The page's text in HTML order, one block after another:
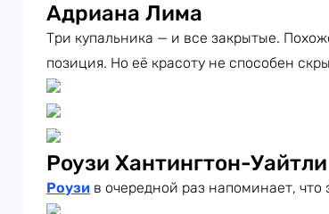
Адриана Лима
Три купальника — и все закрытые.
позиция. Но её красоту не способен
Роузи Хантингтон-Уайтли
Роузи в очередной раз напоминает,